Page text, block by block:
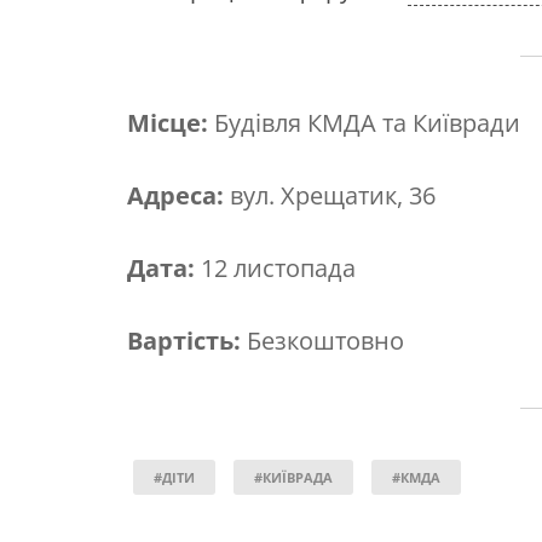
Місце: Будівля КМДА та Київради
Адреса: вул. Хрещатик, 36
Дата: 12 листопада
Вартість: Безкоштовно
#ДІТИ #КИЇВРАДА #КМДА